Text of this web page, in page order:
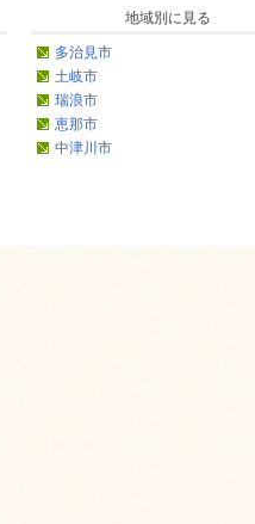
地域別に見る
多治見市
土岐市
瑞浪市
恵那市
中津川市